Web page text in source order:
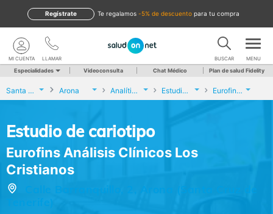
te regalamos -5% de descuento para tu compra
Regístrate
LLAMAR
MI CUENTA BUSCAR MENU
Especialidades Videoconsulta Chat Médico Plan de salud Fidelity
Santa Cruz de Tenerife Arona Analíticas y Genética Estudio de cariotipo Eurofins Análisis Clínicos Los Cristianos
Estudio de cariotipo
Eurofins Análisis Clínicos Los
Cristianos
Calle Barranquillo, 2, Arona (Santa Cruz de